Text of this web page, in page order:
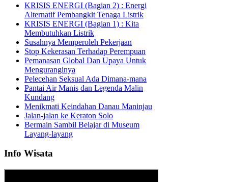
KRISIS ENERGI (Bagian 2) : Energi
Alternatif Pembangkit Tenaga Listrik
KRISIS ENERGI (Bagian 1) : Kita
Membutuhkan Listrik
Susahnya Memperoleh Pekerjaan
Stop Kekerasan Terhadap Perempuan
Pemanasan Global Dan Upaya Untuk
Menguranginya
Pelecehan Seksual Ada Dimana-mana
Pantai Air Manis dan Legenda Malin
Kundang
Menikmati Keindahan Danau Maninjau
Jalan-jalan ke Keraton Solo
Bermain Sambil Belajar di Museum
Layang-layang
Info Wisata